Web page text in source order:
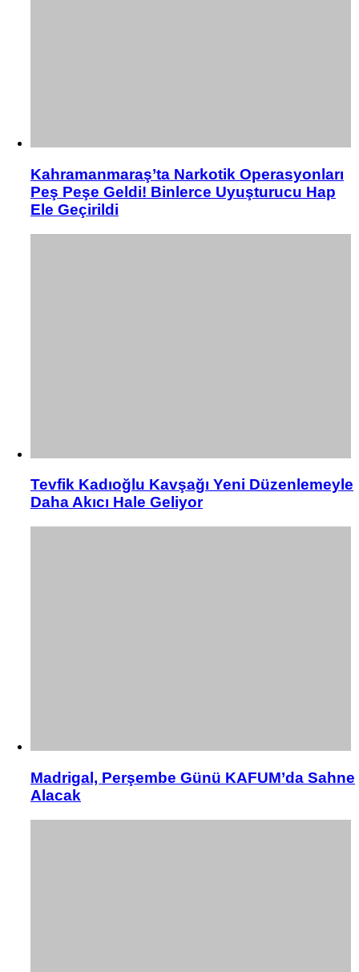
Kahramanmaraş’ta Narkotik Operasyonları
Peş Peşe Geldi! Binlerce Uyuşturucu Hap
Ele Geçirildi
Tevfik Kadıoğlu Kavşağı Yeni Düzenlemeyle
Daha Akıcı Hale Geliyor
Madrigal, Perşembe Günü KAFUM’da Sahne
Alacak